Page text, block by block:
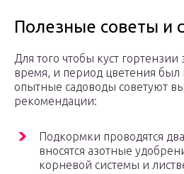
Полезные советы и
Для того чтобы куст
время, и период цветения
опытные садоводы советуют
рекомендации:
Подкормки проводятся
вносятся азотные
корневой системы и